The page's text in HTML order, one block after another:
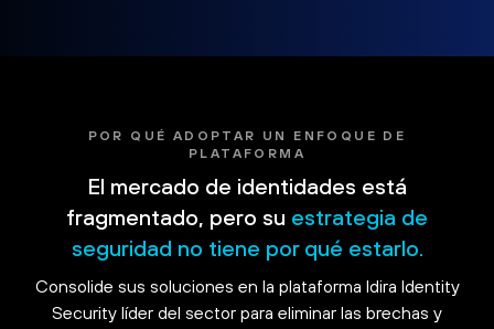
POR QUÉ ADOPTAR UN ENFOQUE DE
PLATAFORMA
El mercado de identidades está
fragmentado, pero su estrategia de
seguridad no tiene por qué estarlo.
Consolide sus soluciones en la plataforma Idira Identity
Security líder del sector para eliminar las brechas y